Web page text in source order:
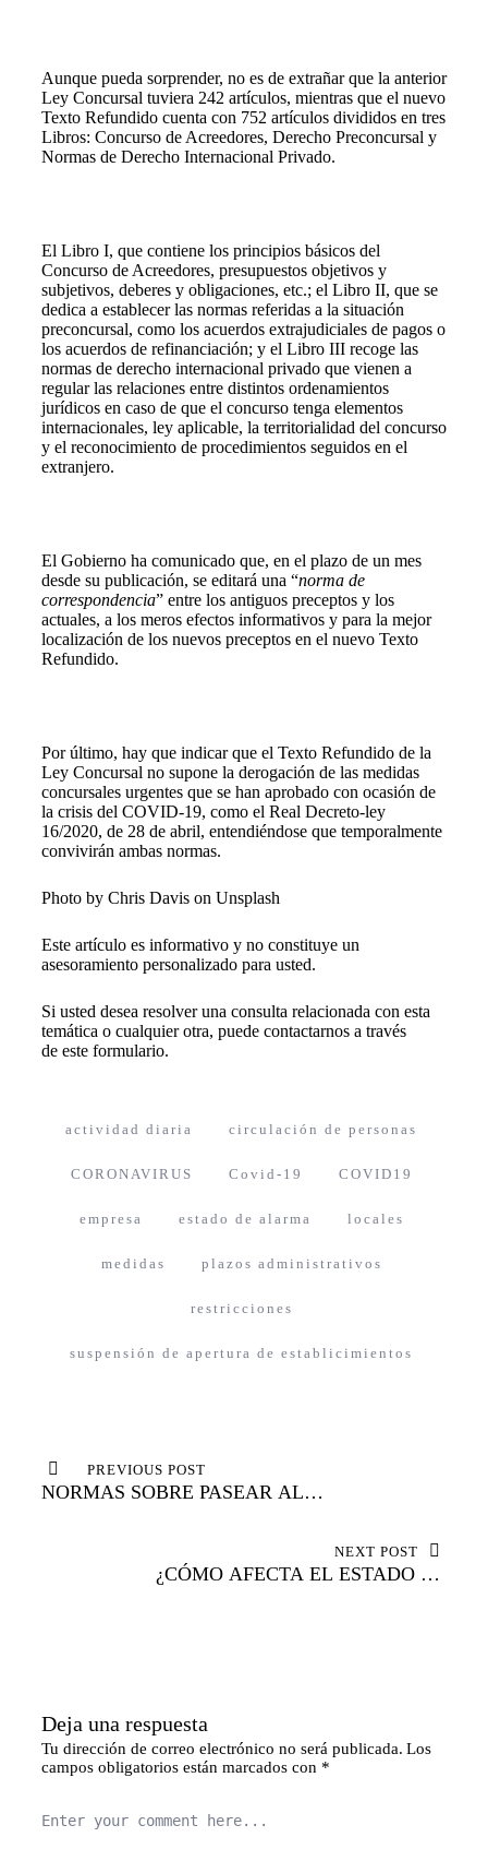
Aunque pueda sorprender, no es de extrañar que la anterior
Ley Concursal tuviera 242 artículos, mientras que el nuevo
Texto Refundido cuenta con 752 artículos divididos en tres
Libros: Concurso de Acreedores, Derecho Preconcursal y
Normas de Derecho Internacional Privado.
El Libro I, que contiene los principios básicos del
Concurso de Acreedores, presupuestos objetivos y
subjetivos, deberes y obligaciones, etc.; el Libro II, que se
dedica a establecer las normas referidas a la situación
preconcursal, como los acuerdos extrajudiciales de pagos o
los acuerdos de refinanciación; y el Libro III recoge las
normas de derecho internacional privado que vienen a
regular las relaciones entre distintos ordenamientos
jurídicos en caso de que el concurso tenga elementos
internacionales, ley aplicable, la territorialidad del concurso
y el reconocimiento de procedimientos seguidos en el
extranjero.
El Gobierno ha comunicado que, en el plazo de un mes
desde su publicación, se editará una “norma de
correspondencia” entre los antiguos preceptos y los
actuales, a los meros efectos informativos y para la mejor
localización de los nuevos preceptos en el nuevo Texto
Refundido.
Por último, hay que indicar que el Texto Refundido de la
Ley Concursal no supone la derogación de las medidas
concursales urgentes que se han aprobado con ocasión de
la crisis del COVID-19, como el Real Decreto-ley
16/2020, de 28 de abril, entendiéndose que temporalmente
convivirán ambas normas.
Photo by Chris Davis on Unsplash
Este artículo es informativo y no constituye un
asesoramiento personalizado para usted.
Si usted desea resolver una consulta relacionada con esta
temática o cualquier otra, puede contactarnos a través
de este formulario.
actividad diaria circulación de personas
CORONAVIRUS Covid-19 COVID19
empresa estado de alarma locales
medidas plazos administrativos
restricciones
suspensión de apertura de establicimientos
de
PREVIOUS POST
NORMAS SOBRE PASEAR AL
NEXT POST
¿CÓMO AFECTA EL ESTADO DE
Deja una respuesta
Tu dirección de correo electrónico no será publicada. Los
campos obligatorios están marcados con *